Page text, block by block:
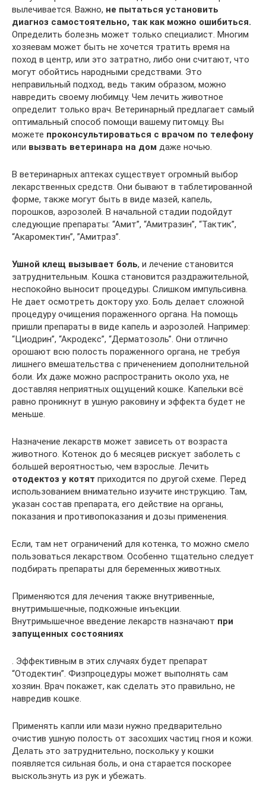
вылечивается. Важно, не пытаться установить
диагноз самостоятельно, так как можно ошибиться.
Определить болезнь может только специалист. Многим
хозяевам может быть не хочется тратить время на
поход в центр, или это затратно, либо они считают, что
могут обойтись народными средствами. Это
неправильный подход, ведь таким образом, можно
навредить своему любимцу. Чем лечить животное
определит только врач. Ветеринарный предлагает самый
оптимальный способ помощи вашему питомцу. Вы
можете проконсультироваться с врачом по телефону
или вызвать ветеринара на дом даже ночью.
В ветеринарных аптеках существует огромный выбор
лекарственных средств. Они бывают в таблетированной
форме, также могут быть в виде мазей, капель,
порошков, аэрозолей. В начальной стадии подойдут
следующие препараты: “Амит”, “Амитразин”, “Тактик”,
“Акаромектин”, ”Амитраз”.
Ушной клещ вызывает боль, и лечение становится
затруднительным. Кошка становится раздражительной,
неспокойно выносит процедуры. Слишком импульсивна.
Не дает осмотреть доктору ухо. Боль делает сложной
процедуру очищения пораженного органа. На помощь
пришли препараты в виде капель и аэрозолей. Например:
“Циодрин”, “Акродекс”, “Дерматозоль”. Они отлично
орошают всю полость пораженного органа, не требуя
лишнего вмешательства с приченением дополнительной
боли. Их даже можно распространить около уха, не
доставляя неприятных ощущений кошке. Капельки всё
равно проникнут в ушную раковину и эффекта будет не
меньше.
Назначение лекарств может зависеть от возраста
животного. Котенок до 6 месяцев рискует заболеть с
большей вероятностью, чем взрослые. Лечить
отодектоз у котят приходится по другой схеме. Перед
использованием внимательно изучите инструкцию. Там,
указан состав препарата, его действие на органы,
показания и противопоказания и дозы применения.
Если, там нет ограничений для котенка, то можно смело
пользоваться лекарством. Особенно тщательно следует
подбирать препараты для беременных животных.
Применяются для лечения также внутривенные,
внутримышечные, подкожные инъекции.
Внутримышечное введение лекарств назначают при
запущенных состояниях
. Эффективным в этих случаях будет препарат
“Отодектин”. Физпроцедуры может выполнять сам
хозяин. Врач покажет, как сделать это правильно, не
навредив кошке.
Применять капли или мази нужно предварительно
очистив ушную полость от засохших частиц гноя и кожи.
Делать это затруднительно, поскольку у кошки
появляется сильная боль, и она старается поскорее
выскользнуть из рук и убежать.